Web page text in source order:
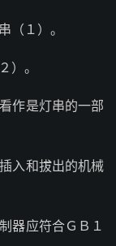
１）。
。
作是灯串的一部
入和拔出的机械
器应符合ＧＢ１